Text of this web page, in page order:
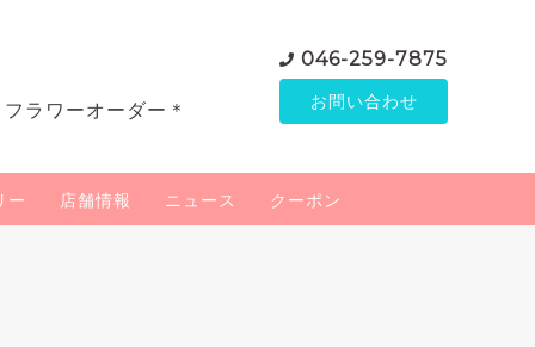
ラワーオーダー＊
046-259-7875
お問い合わせ
ー 店舗情報 ニュース クーポン